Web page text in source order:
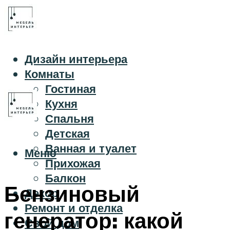
Дизайн интерьера
Комнаты
Гостиная
Кухня
Спальня
Детская
Ванная и туалет
Прихожая
Балкон
Декор
Ремонт и отделка
Свой дом
Меню
Бензиновый
генератор: какой